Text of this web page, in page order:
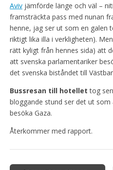
Aviv jämförde länge och väl –
framsträckta pass med nunan
henne, jag ser ut som en galen
riktigt lika illa i verkligheten).
rätt kyligt från hennes sida) att
att svenska parlamentariker
det svenska biståndet till
Bussresan till hotellet tog
bloggande stund ser det ut
besöka Gaza.
Återkommer med rapport.